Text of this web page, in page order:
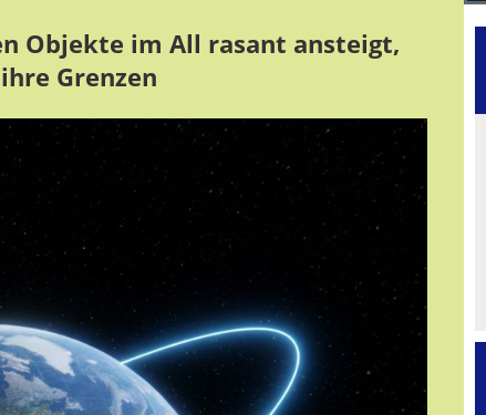
Objekte im All rasant ansteigt,
Grenzen